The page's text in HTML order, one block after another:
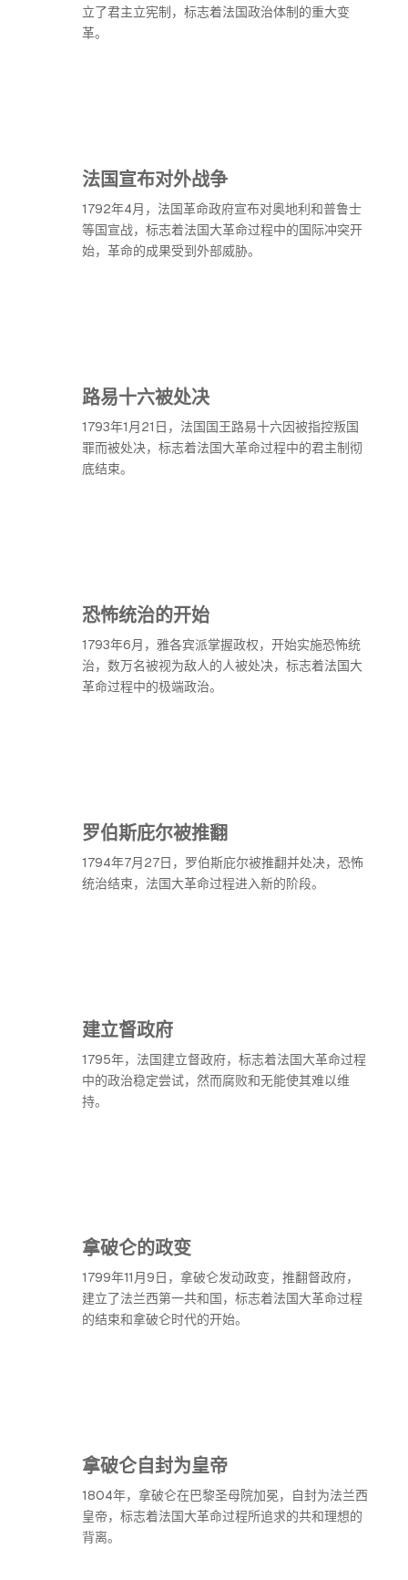
立了君主立宪制，标志着法国政治体制的重大变
革。
法国宣布对外战争
1792年4月，法国革命政府宣布对奥地利和普鲁士
等国宣战，标志着法国大革命过程中的国际冲突开
始，革命的成果受到外部威胁。
路易十六被处决
1793年1月21日，法国国王路易十六因被指控叛国
罪而被处决，标志着法国大革命过程中的君主制彻
底结束。
恐怖统治的开始
1793年6月，雅各宾派掌握政权，开始实施恐怖统
治，数万名被视为敌人的人被处决，标志着法国大
革命过程中的极端政治。
罗伯斯庇尔被推翻
1794年7月27日，罗伯斯庇尔被推翻并处决，恐怖
统治结束，法国大革命过程进入新的阶段。
建立督政府
1795年，法国建立督政府，标志着法国大革命过程
中的政治稳定尝试，然而腐败和无能使其难以维
持。
拿破仑的政变
1799年11月9日，拿破仑发动政变，推翻督政府，
建立了法兰西第一共和国，标志着法国大革命过程
的结束和拿破仑时代的开始。
拿破仑自封为皇帝
1804年，拿破仑在巴黎圣母院加冕，自封为法兰西
皇帝，标志着法国大革命过程所追求的共和理想的
背离。